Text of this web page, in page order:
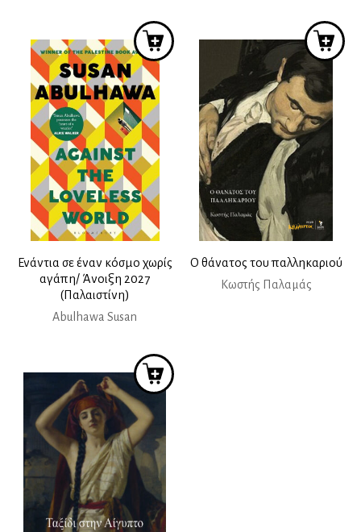
Ενάντια σε έναν κόσμο χωρίς
αγάπη/ Άνοιξη 2027
(Παλαιστίνη)
Abulhawa Susan
Ο θάνατος του παλληκαριού
Κωστής Παλαμάς